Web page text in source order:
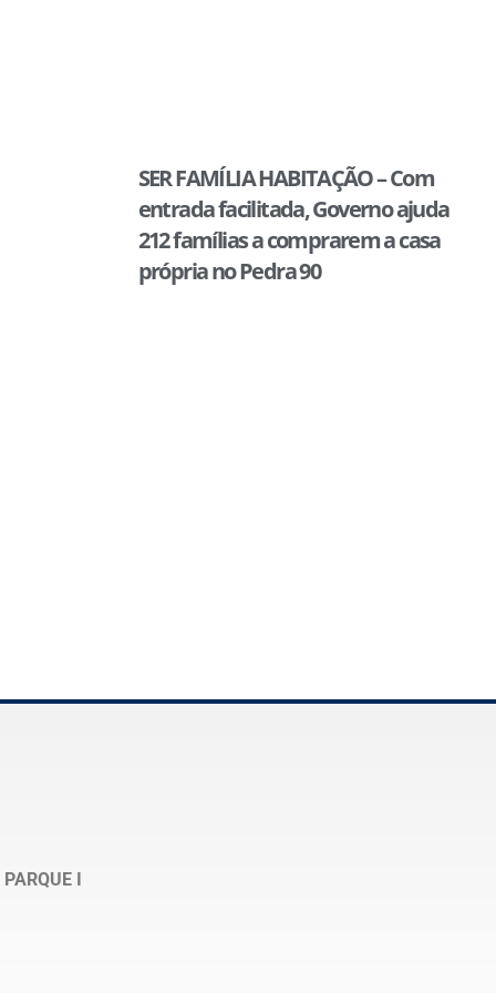
SER FAMÍLIA HABITAÇÃO – Com
entrada facilitada, Governo ajuda
212 famílias a comprarem a casa
própria no Pedra 90
I